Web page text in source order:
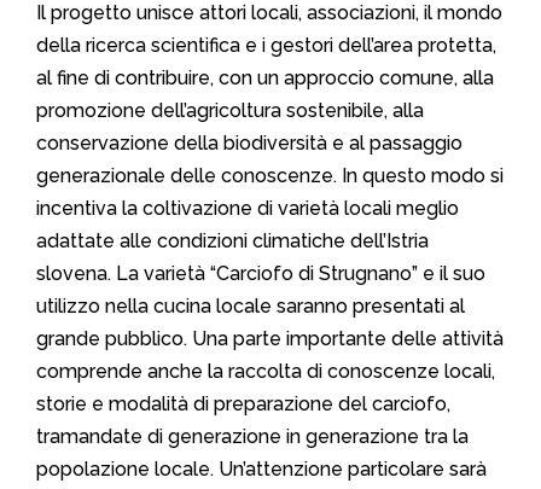
Il progetto unisce attori locali, associazioni, il mondo
della ricerca scientifica e i gestori dell’area protetta,
al fine di contribuire, con un approccio comune, alla
promozione dell’agricoltura sostenibile, alla
conservazione della biodiversità e al passaggio
generazionale delle conoscenze. In questo modo si
incentiva la coltivazione di varietà locali meglio
adattate alle condizioni climatiche dell’Istria
slovena. La varietà “Carciofo di Strugnano” e il suo
utilizzo nella cucina locale saranno presentati al
grande pubblico. Una parte importante delle attività
comprende anche la raccolta di conoscenze locali,
storie e modalità di preparazione del carciofo,
tramandate di generazione in generazione tra la
popolazione locale. Un’attenzione particolare sarà